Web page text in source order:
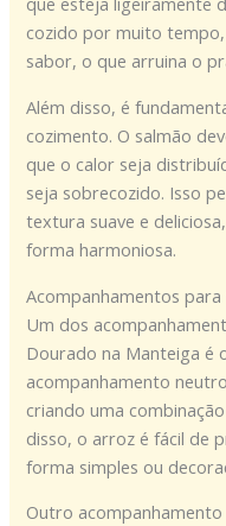
cozido por muito
sabor, o que arruina o
Além disso, é
cozimento. O salmão
que o calor seja
seja sobrecozido. Isso
textura suave e
forma harmoniosa.
Acompanhamentos
Um dos
Dourado na Manteiga é
acompanhamento
criando uma
disso, o arroz é fácil de
forma simples ou
Outro